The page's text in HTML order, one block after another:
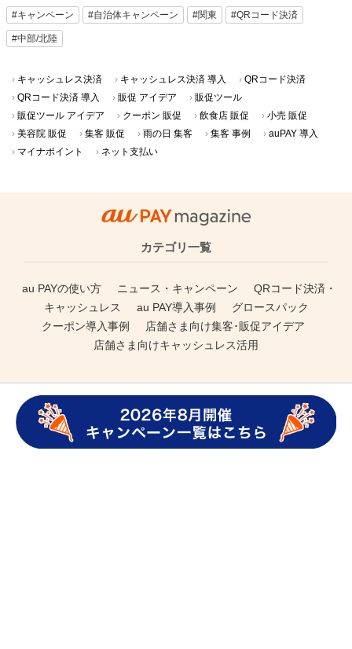
#キャンペーン #自治体キャンペーン #関東 #QRコード決済
#中部/北陸
キャッシュレス決済 キャッシュレス決済 導入
QRコード決済
QRコード決済 導入
販促 アイデア
販促ツール
販促ツール アイデア
クーポン 販促 飲食店 販促
小売 販促
美容院 販促
集客 販促 雨の日 集客 集客 事例
auPAY 導入
マイナポイント
ネット支払い
カテゴリ一覧
au PAYの使い方 ニュース・キャンペーン
QRコード決済・
キャッシュレス
au PAY導入事例
グロースパック
クーポン導入事例
店舗さま向け集客･販促アイデア
店舗さま向けキャッシュレス活用
記事一覧 人気の記事 プッシュ通知の解除方法
au PAY
magazineに関するお問い合わせ